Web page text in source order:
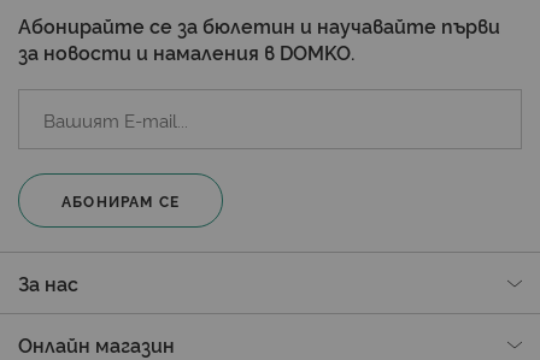
Абонирайте се за бюлетин и научавайте първи
за новости и намаления в DOMKO.
АБОНИРАМ СЕ
За нас
Онлайн магазин